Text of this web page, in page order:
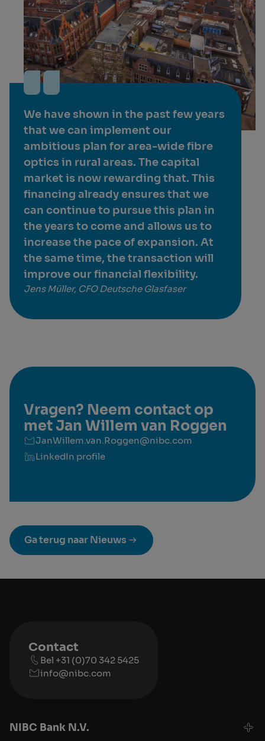
We have shown in the past few years
that we can implement our
ambitious plan for area-wide fibre
optics in rural areas. The capital
market is now rewarding that. This
financing already ensures that we
can continue to pursue this plan in
the years to come and allows us to
increase the pace of expansion. At
the same time, the transaction will
improve our financial flexibility.
Jens Müller, CFO Deutsche Glasfaser
Vragen? Neem contact op
met Jan Willem van Roggen
JanWillem.van.Roggen@nibc.com
LinkedIn profile
Ga terug naar Nieuws
Contact
Bel +31 (0)70 342 5425
info@nibc.com
NIBC Bank N.V.